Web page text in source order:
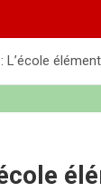
: L’école